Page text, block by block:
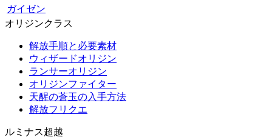
ガイゼン
オリジンクラス
解放手順と必要素材
ウィザードオリジン
ランサーオリジン
オリジンファイター
天醒の蒼玉の入手方法
解放フリクエ
ルミナス超越